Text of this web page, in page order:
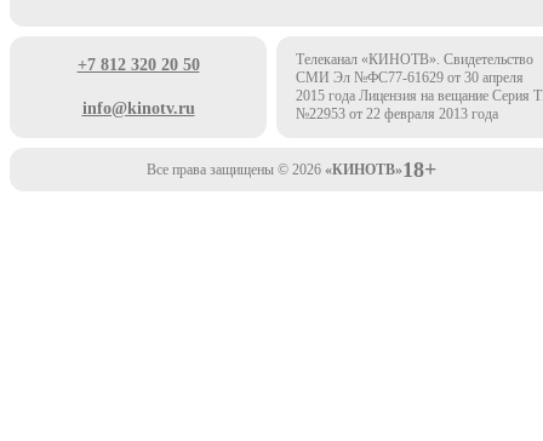
+7 812 320 20 50
info@kinotv.ru
Телеканал «КИНОТВ». Свидетельство
СМИ Эл №ФС77-61629 от 30 апреля
2015 года Лицензия на вещание Серия
№22953 от 22 февраля 2013 года
Все права защищены © 2026 «КИНОТВ»18+